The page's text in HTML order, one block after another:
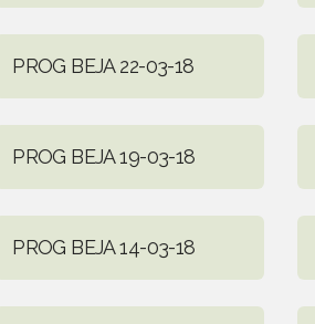
PROG BEJA 22-03-18
PROG BEJA 19-03-18
PROG BEJA 14-03-18